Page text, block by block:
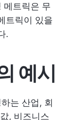
메트릭은 무
트릭이 있을
.
예시
는 산업, 회
, 비즈니스